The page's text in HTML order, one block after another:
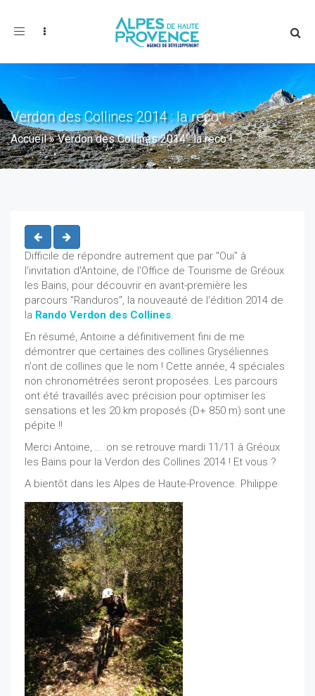
Toggle
Verdon des Collines 2014 : la reco !
Accueil»Verdon des Collines 2014 : la reco !
Difficile de répondre autrement que par "Oui" à
l'invitation d'Antoine, de l'Office de Tourisme de Gréoux
les Bains, pour découvrir en avant-première les
parcours "Randuros", la nouveauté de l'édition 2014 de
la Rando Verdon des Collines.
En résumé, Antoine a définitivement fini de me
démontrer que certaines des collines Gryséliennes
n'ont de collines que le nom ! Cette année, 4 spéciales
non chronométrées seront proposées. Les parcours
ont été travaillés avec précision pour optimiser les
sensations et les 20 km proposés (D+ 850 m) sont une
pépite !!
Merci Antoine, ... on se retrouve mardi 11/11 à Gréoux
les Bains pour la Verdon des Collines 2014 ! Et vous ?
A bientôt dans les Alpes de Haute-Provence. Philippe